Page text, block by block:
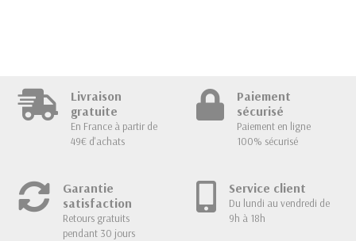
Livraison
gratuite
En France à partir de
49€ d'achats
Paiement
sécurisé
Paiement en ligne
100% sécurisé
Garantie
satisfaction
Retours gratuits
pendant 30 jours
Service client
Du lundi au vendredi de
9h à 18h